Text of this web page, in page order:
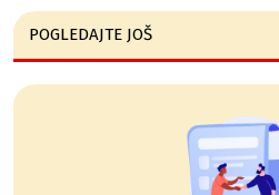
POGLEDAJTE JOŠ